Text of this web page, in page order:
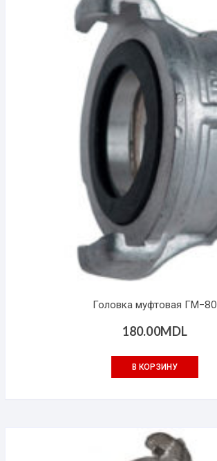
Головка муфтовая ГМ-80
180.00MDL
В КОРЗИНУ